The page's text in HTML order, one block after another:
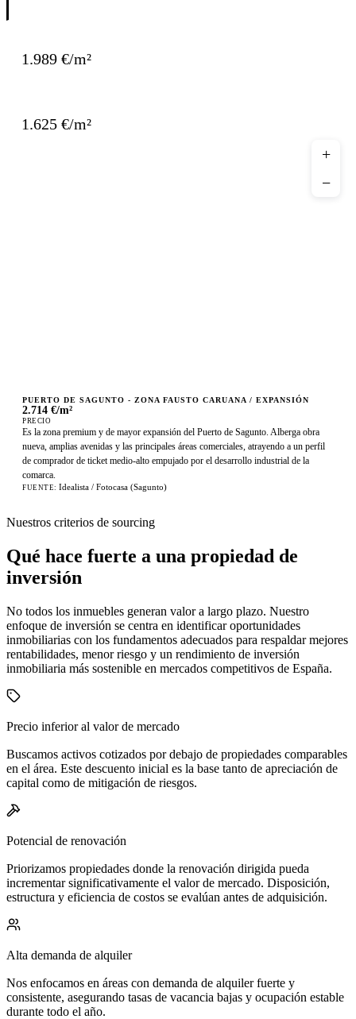
1.989 €/m²
1.625 €/m²
+
−
PUERTO DE SAGUNTO - ZONA FAUSTO CARUANA / EXPANSIÓN
2.714 €/m²
PRECIO
Es la zona premium y de mayor expansión del Puerto de Sagunto. Alberga obra
nueva, amplias avenidas y las principales áreas comerciales, atrayendo a un perfil
de comprador de ticket medio-alto empujado por el desarrollo industrial de la
comarca.
FUENTE:Idealista / Fotocasa (Sagunto)
Nuestros criterios de sourcing
Qué hace fuerte a una propiedad de
inversión
No todos los inmuebles generan valor a largo plazo. Nuestro
enfoque de inversión se centra en identificar oportunidades
inmobiliarias con los fundamentos adecuados para respaldar mejores
rentabilidades, menor riesgo y un rendimiento de inversión
inmobiliaria más sostenible en mercados competitivos de España.
Precio inferior al valor de mercado
Buscamos activos cotizados por debajo de propiedades comparables
en el área. Este descuento inicial es la base tanto de apreciación de
capital como de mitigación de riesgos.
Potencial de renovación
Priorizamos propiedades donde la renovación dirigida pueda
incrementar significativamente el valor de mercado. Disposición,
estructura y eficiencia de costos se evalúan antes de adquisición.
Alta demanda de alquiler
Nos enfocamos en áreas con demanda de alquiler fuerte y
consistente, asegurando tasas de vacancia bajas y ocupación estable
durante todo el año.